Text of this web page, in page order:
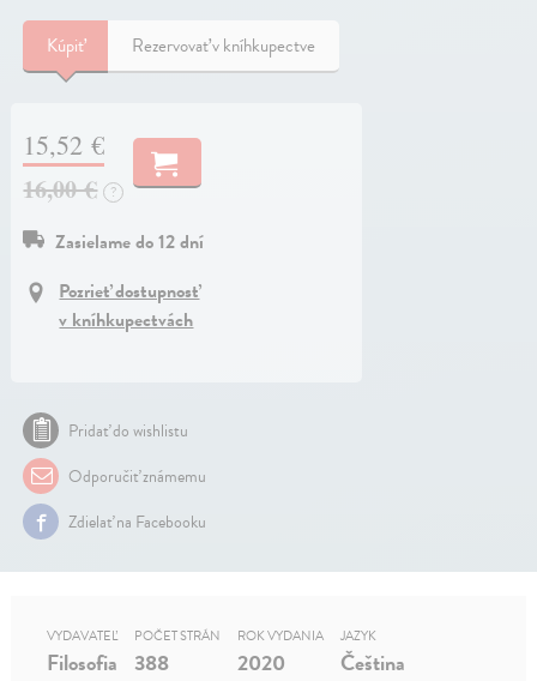
Kúpiť Rezervovať v kníhkupectve
15,52 €
16,00 €
?
Zasielame do 12 dní
Pozrieť dostupnosť
v kníhkupectvách
Pridať do wishlistu
Odporučiť známemu
Zdielať na Facebooku
VYDAVATEĽ
Filosofia
POČET STRÁN
388
ROK VYDANIA
2020
JAZYK
Čeština